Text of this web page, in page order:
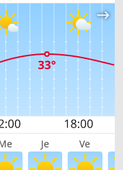
Je Ve